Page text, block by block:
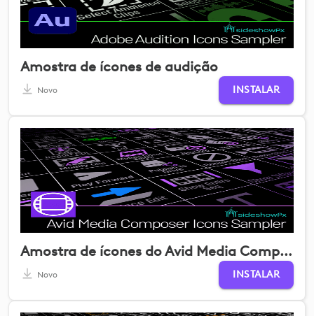
Amostra de ícones de audição
Novo INSTALAR
Amostra de ícones do Avid Media Composer
Novo INSTALAR